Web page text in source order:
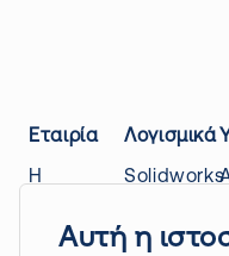
Αυτή η
Εταιρία
Η
μας
Λογισμικά
Solidworks
Draftsight